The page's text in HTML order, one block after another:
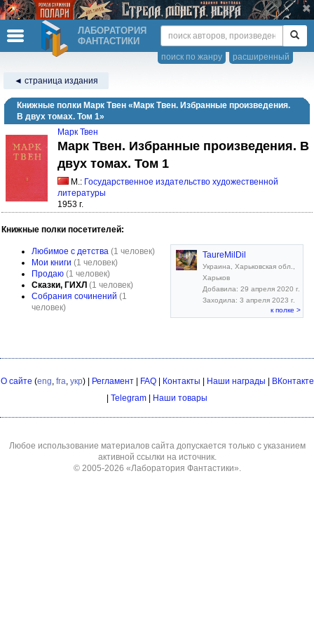
ЛАБОРАТОРИЯ
ФАНТАСТИКИ
расширенный
поиск по жанру
◄ страница издания
Книжные полки Марк Твен «Марк Твен. Избранные произведения.
В двух томах. Том 1»
Марк Твен
Марк Твен. Избранные произведения. В
двух томах. Том 1
М.: Государственное издательство художественной
литературы
1953 г.
Книжные полки посетителей:
Любимое с детства (1 человек)
Мои книги (1 человек)
Продаю (1 человек)
Сказки, ГИХЛ (1 человек)
Собрания сочинений (1
человек)
TaureMilDil
Украина, Харьковская обл.,
Харьков
Добавила: 29 апреля 2020 г.
Заходила: 3 апреля 2023 г.
к полке >
О сайте (eng, fra, укр) | Регламент| FAQ| Контакты Наши награды
ВКонтакте
Telegram Наши товары
Любое использование материалов сайта допускается только с указанием
активной ссылки на источник.
© 2005-2026 «Лаборатория Фантастики».